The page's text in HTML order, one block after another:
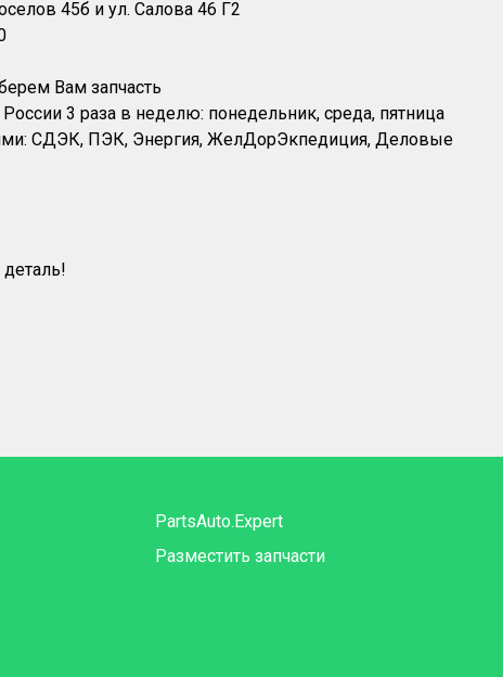
45б и ул. Салова 46 Г2
Вам запчасть
3 раза в неделю: понедельник, среда, пятница
СДЭК, ПЭК, Энергия, ЖелДорЭкпедиция, Деловые
PartsAuto.Expert
Разместить запчасти